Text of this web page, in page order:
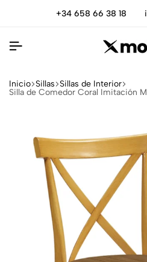
+34 658 66 38 18
Inicio Sillas Sillas de Interior
Silla de Comedor Coral Imitación